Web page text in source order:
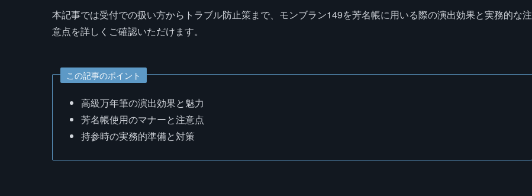
本記事では受付での扱い方からトラブル防止策まで、モンブラン149を芳名帳に用いる際の演出効果と実務的な注
意点を詳しくご確認いただけます。
この記事のポイント
高級万年筆の演出効果と魅力
芳名帳使用のマナーと注意点
持参時の実務的準備と対策